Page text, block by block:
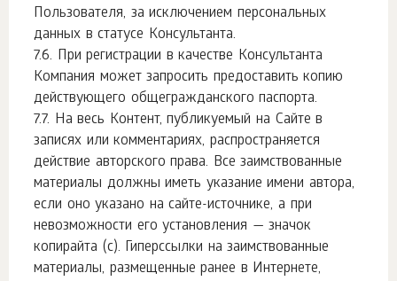
Пользователя, за исключением персональных
данных в статусе Консультанта.
При регистрации в качестве Консультанта
Компания может запросить предоставить копию
действующего общегражданского паспорта.
На весь Контент, публикуемый на Сайте в
записях или комментариях, распространяется
действие авторского права. Все заимствованные
материалы должны иметь указание имени автора,
если оно указано на сайте-источнике, а при
невозможности его установления — значок
копирайта (с). Гиперссылки на заимствованные
материалы, размещенные ранее в Интернете,